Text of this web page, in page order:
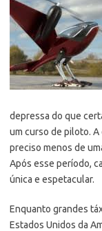
depressa do que
um curso de piloto. A
preciso menos de
Após esse período,
única e espetacular.
Enquanto grandes
Estados Unidos da